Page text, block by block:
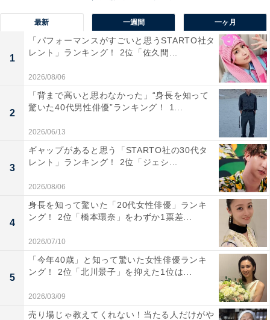
最新 一週間 一ヶ月
1
「パフォーマンスがすごいと思うSTARTO社タ
レント」ランキング！ 2位「佐久間...
2026/08/06
2
「背まで高いと思わなかった」“身長を知って
驚いた40代男性俳優”ランキング！ 1...
2026/06/13
3
ギャップがあると思う「STARTO社の30代タ
レント」ランキング！ 2位「ジェシ...
2026/08/06
4
身長を知って驚いた「20代女性俳優」ランキ
ング！ 2位「橋本環奈」をわずか1票差...
2026/07/10
5
「今年40歳」と知って驚いた女性俳優ランキ
ング！ 2位「北川景子」を抑えた1位は...
2026/03/09
売り場じゃ教えてくれない！当たる人だけがや